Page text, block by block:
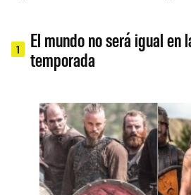
1
El mundo no será igual en
temporada